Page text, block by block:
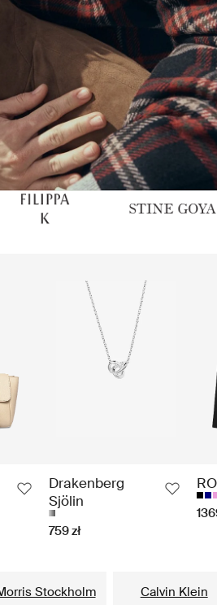
Drakenberg
Sjölin
759 zł
dla niego
Stockholm Calvin Klein